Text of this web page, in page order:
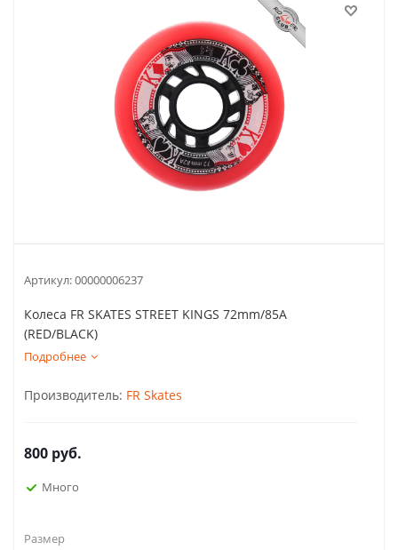
Артикул:00000006237
Колеса FR SKATES STREET KINGS 72mm/85A
(RED/BLACK)
Подробнее
Производитель: FR Skates
800 руб.
Много
Размер